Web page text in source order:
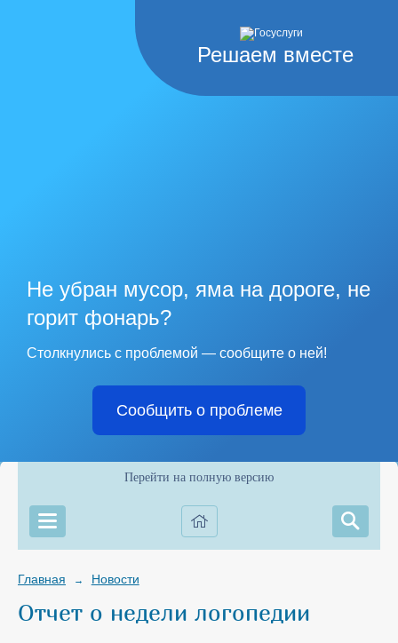
Решаем вместе
Не убран мусор, яма на дороге, не
горит фонарь?
Столкнулись с проблемой — сообщите о ней!
Сообщить о проблеме
Перейти на полную версию
Главная → Новости
Отчет о недели логопедии